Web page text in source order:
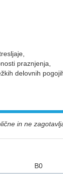
praznjenja,
delovnih
in ne
B0